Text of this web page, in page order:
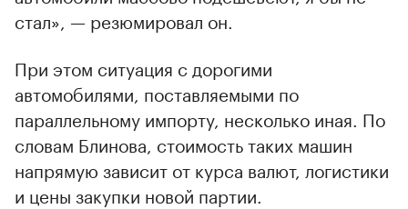
стал», — резюмировал он.
При этом ситуация с дорогими
автомобилями, поставляемыми по
параллельному импорту, несколько иная. По
словам Блинова, стоимость таких машин
напрямую зависит от курса валют, логистики
и цены закупки новой партии.